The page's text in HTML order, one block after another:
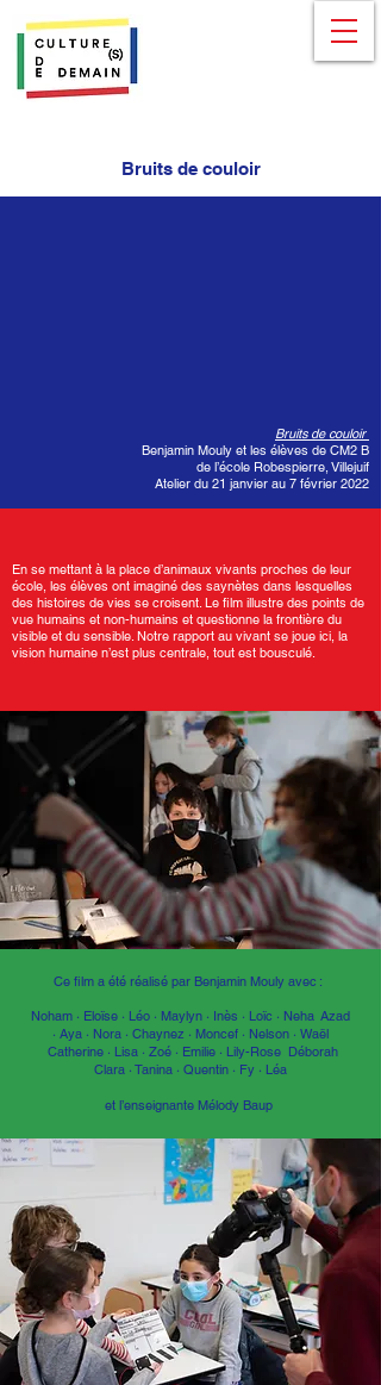
Bruits de couloir
Bruits de couloir
Benjamin Mouly et les élèves de CM2 B
de l’école Robespierre, Villejuif
Atelier du 21 janvier au 7 février 2022
En se mettant à la place d’animaux vivants proches de leur
école, les élèves ont imaginé des saynètes dans lesquelles
des histoires de vies se croisent. Le film illustre des points de
vue humains et non-humains et questionne la frontière du
visible et du sensible. Notre rapport au vivant se joue ici, la
vision humaine n’est plus centrale, tout est bousculé.
Ce film a été réalisé par Benjamin Mouly avec :
Noham · Eloïse · Léo · Maylyn · Inès · Loïc · Neha Azad
· Aya · Nora · Chaynez · Moncef · Nelson · Waël
Catherine · Lisa · Zoé · Emilie · Lily-Rose Déborah
Clara · Tanina · Quentin · Fy · Léa
et l’enseignante Mélody Baup ​​